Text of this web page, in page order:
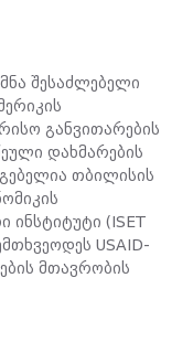
შესაძლებელი
განვითარების
დახმარების
თბილისის
(ISET
USAID-
მთავრობის